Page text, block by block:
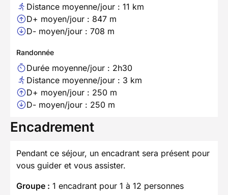
Distance moyenne/jour : 11 km
D+ moyen/jour : 847 m
D- moyen/jour : 708 m
Randonnée
Durée moyenne/jour : 2h30
Distance moyenne/jour : 3 km
D+ moyen/jour : 250 m
D- moyen/jour : 250 m
Encadrement
Pendant ce séjour, un encadrant sera présent pour
vous guider et vous assister.
Groupe : 1 encadrant pour 1 à 12 personnes